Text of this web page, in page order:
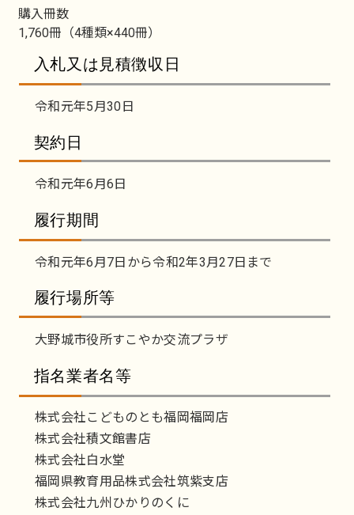
購入冊数
1,760冊（4種類×440冊）
入札又は見積徴収日
令和元年5月30日
契約日
令和元年6月6日
履行期間
令和元年6月7日から令和2年3月27日まで
履行場所等
大野城市役所すこやか交流プラザ
指名業者名等
株式会社こどものとも福岡福岡店
株式会社積文館書店
株式会社白水堂
福岡県教育用品株式会社筑紫支店
株式会社九州ひかりのくに